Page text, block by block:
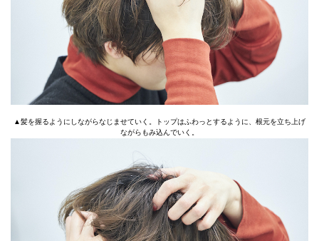
▲髪を握るようにしながらなじませていく。トップはふわっとするように、根元を立ち上げ
ながらもみ込んでいく。